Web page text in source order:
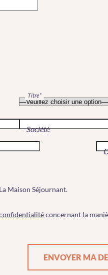
Titre*
Société
Maison Séjournant.
concernant la